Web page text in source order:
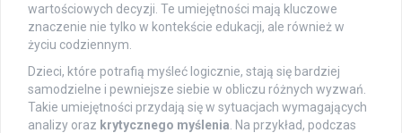
wartościowych decyzji. Te umiejętności mają kluczowe
znaczenie nie tylko w kontekście edukacji, ale również w
życiu codziennym.
Dzieci, które potrafią myśleć logicznie, stają się bardziej
samodzielne i pewniejsze siebie w obliczu różnych wyzwań.
Takie umiejętności przydają się w sytuacjach wymagających
analizy oraz krytycznego myślenia . Na przykład, podczas